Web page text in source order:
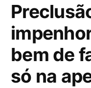
bem de
só na